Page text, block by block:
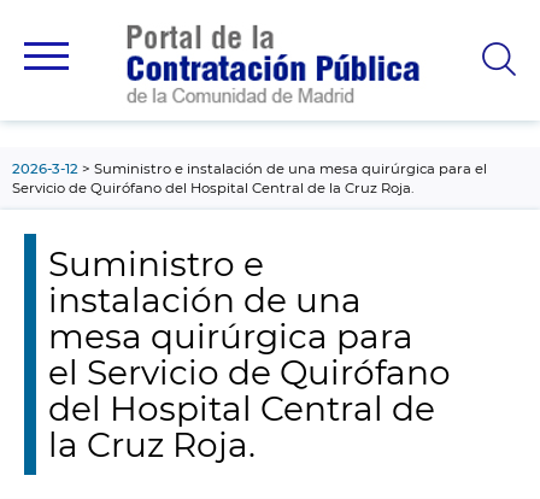
principal
2026-3-12
Suministro e instalación de una mesa quirúrgica para el
Servicio de Quirófano del Hospital Central de la Cruz Roja.
Suministro e
instalación de una
mesa quirúrgica para
el Servicio de Quirófano
del Hospital Central de
la Cruz Roja.